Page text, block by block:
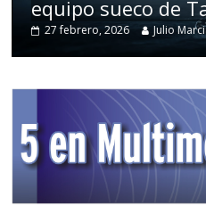
equipo sueco de
27 febrero, 2026 Julio